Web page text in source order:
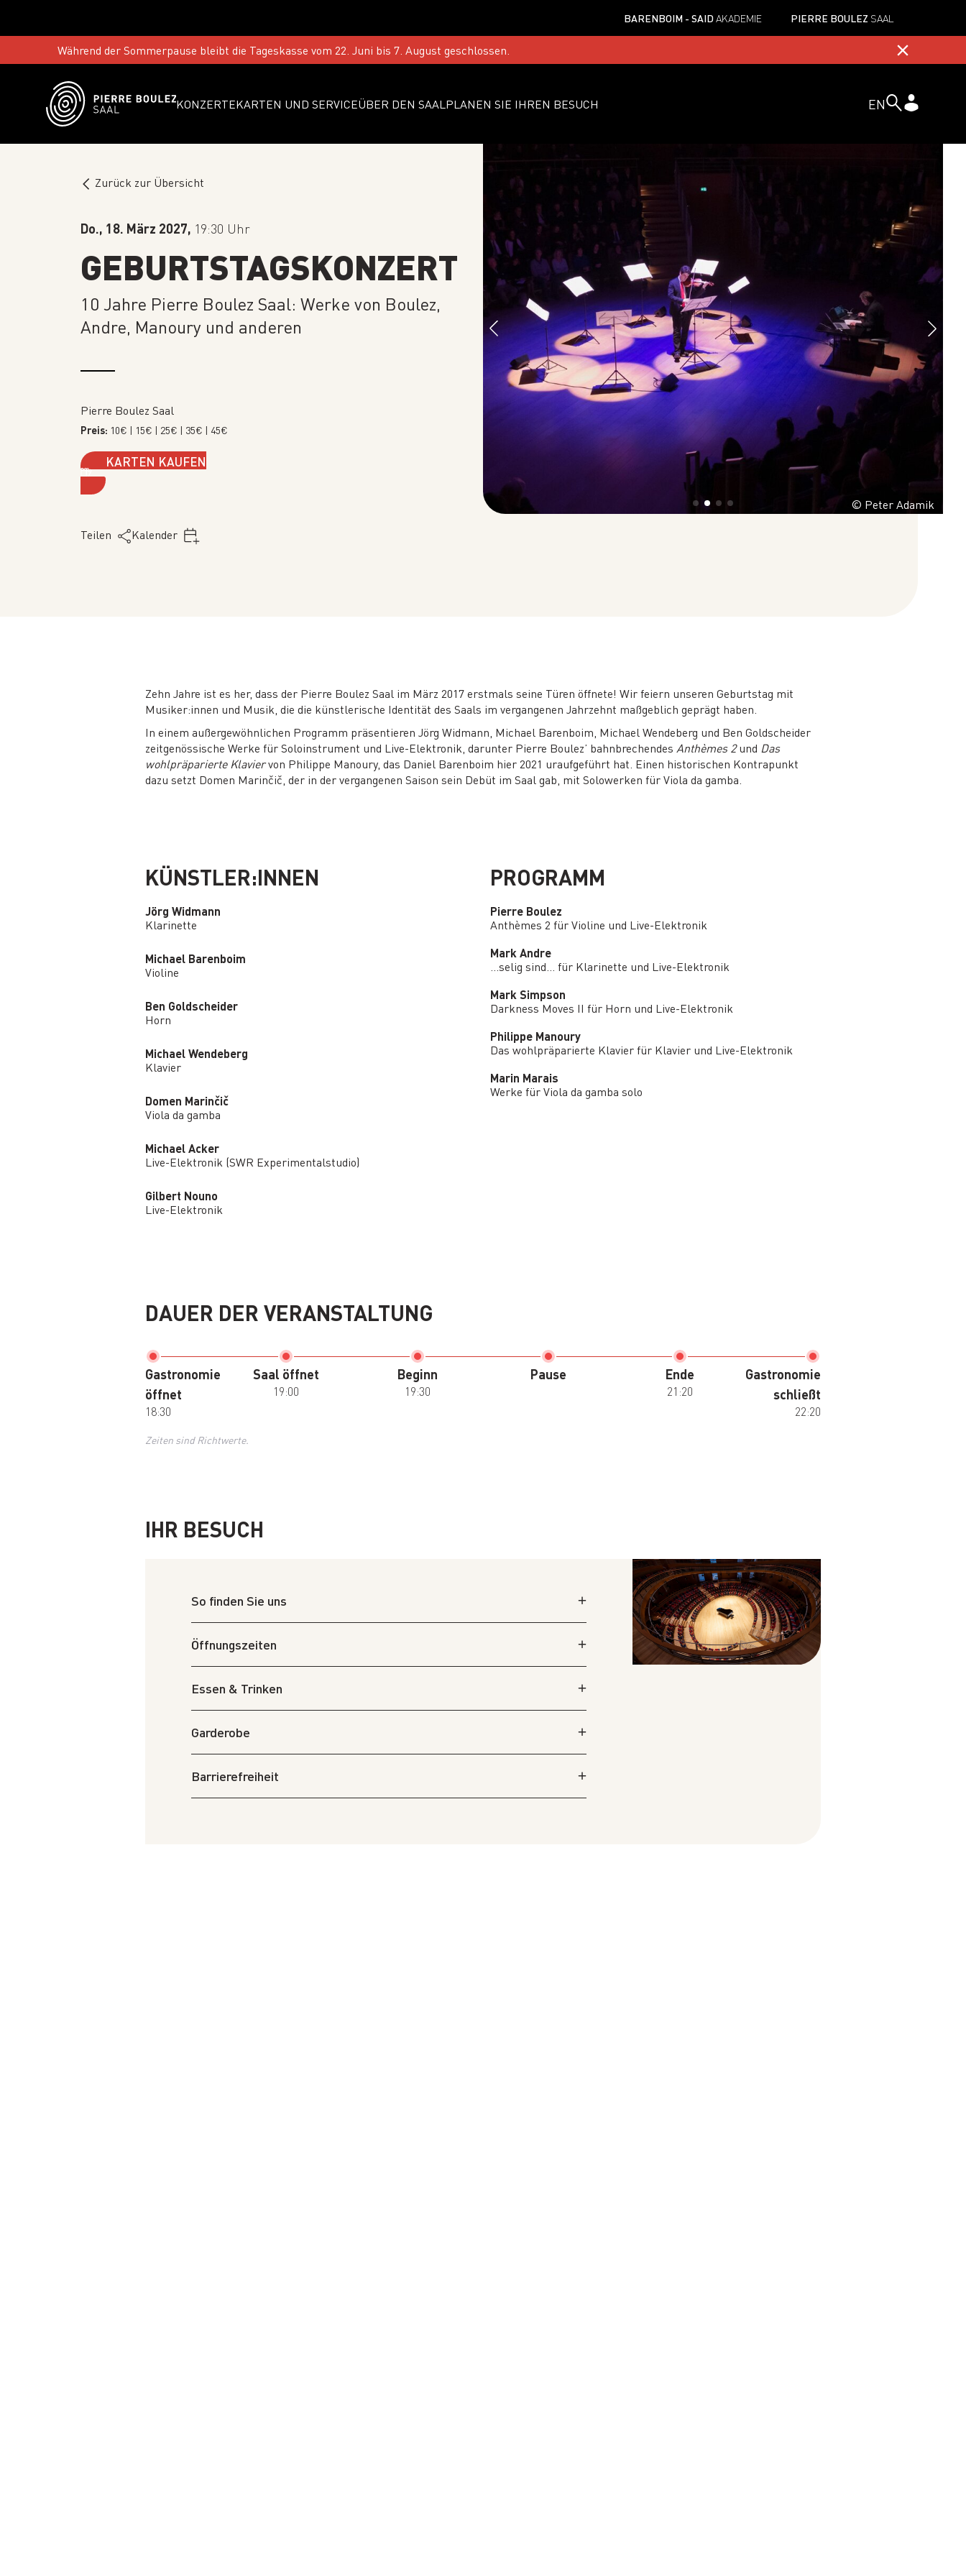
BARENBOIM - SAIDAKADEMIE PIERRE BOULEZ SAAL
Während der Sommerpause bleibt die Tageskasse vom 22. Juni bis 7. August geschlossen.
KONZERTEKARTEN UND SERVICEÜBER DEN SAAL PLANEN SIE IHREN BESUCH EN
Zurück zur Übersicht
Do., 18. März 2027, 19:30 Uhr
GEBURTSTAGSKONZERT
10 Jahre Pierre Boulez Saal: Werke von Boulez,
Andre, Manoury und anderen
Pierre Boulez Saal
Preis: 10€ | 15€ | 25€ | 35€ | 45€
KARTEN KAUFEN
Teilen Kalender
© Peter Adamik
Zehn Jahre ist es her, dass der Pierre Boulez Saal im März 2017 erstmals seine Türen öffnete! Wir feiern unseren Geburtstag mit
Musiker:innen und Musik, die die künstlerische Identität des Saals im vergangenen Jahrzehnt maßgeblich geprägt haben.
In einem außergewöhnlichen Programm präsentieren Jörg Widmann, Michael Barenboim, Michael Wendeberg und Ben Goldscheider
zeitgenössische Werke für Soloinstrument und Live-Elektronik, darunter Pierre Boulez’ bahnbrechendes Anthèmes 2und Das
wohlpräparierte Klaviervon Philippe Manoury, das Daniel Barenboim hier 2021 uraufgeführt hat. Einen historischen Kontrapunkt
dazu setzt Domen Marinčič, der in der vergangenen Saison sein Debüt im Saal gab, mit Solowerken für Viola da gamba.
KÜNSTLER:INNEN
Jörg Widmann
Klarinette
Michael Barenboim
Violine
Ben Goldscheider
Horn
Michael Wendeberg
Klavier
Domen Marinčič
Viola da gamba
Michael Acker
Live-Elektronik (SWR Experimentalstudio)
Gilbert Nouno
Live-Elektronik
PROGRAMM
Pierre Boulez
Anthèmes 2 für Violine und Live-Elektronik
Mark Andre
…selig sind... für Klarinette und Live-Elektronik
Mark Simpson
Darkness Moves II für Horn und Live-Elektronik
Philippe Manoury
Das wohlpräparierte Klavier für Klavier und Live-Elektronik
Marin Marais
Werke für Viola da gamba solo
DAUER DER VERANSTALTUNG
Gastronomie
öffnet
18:30
Saal öffnet
19:00
Beginn
19:30
Pause Ende
21:20
Gastronomie
schließt
22:20
Zeiten sind Richtwerte.
IHR BESUCH
So finden Sie uns
Öffnungszeiten
Essen & Trinken
Garderobe
Barrierefreiheit